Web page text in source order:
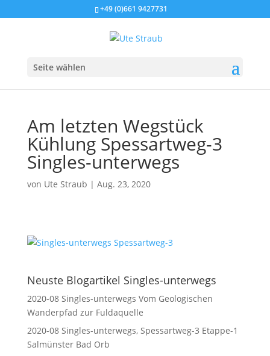
+49 (0)661 9427731
Seite wählen
Am letzten Wegstück
Kühlung Spessartweg-3
Singles-unterwegs
von Ute Straub | Aug. 23, 2020
Neuste Blogartikel Singles-unterwegs
2020-08 Singles-unterwegs Vom Geologischen
Wanderpfad zur Fuldaquelle
2020-08 Singles-unterwegs, Spessartweg-3 Etappe-1
Salmünster Bad Orb